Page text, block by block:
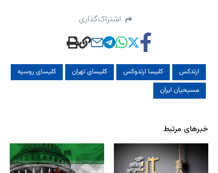
اشتراک‌گذاری
ارتدکس کلیسا ارتدوکس کلیسای تهران
کلیسای روسیه
مسیحیان ایران
خبرهای مرتبط